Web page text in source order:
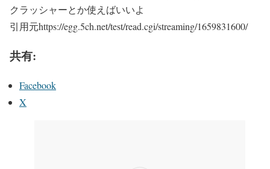
クラッシャーとか使えばいいよ
引用元https://egg.5ch.net/test/read.cgi/streaming/1659831600/
共有:
Facebook
X